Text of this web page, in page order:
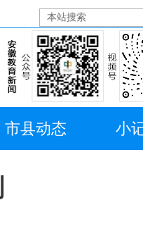
市县动态 小